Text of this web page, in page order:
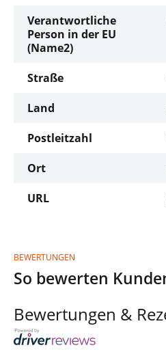
Verantwortliche
Person in der EU
(Name2)
Straße
Land
Postleitzahl
Ort
URL
BEWERTUNGEN
So bewerten
Bewertungen &